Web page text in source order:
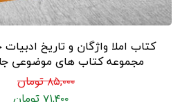
کتاب املا واژگان و تاریخ
مشاوران آموزش (جلد
۸۵,۰۰۰ تومان